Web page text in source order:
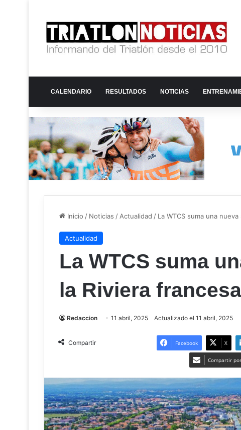
CALENDARIO RESULTADOS NOTICIAS
Inicio / Noticias / Actualidad / La WTCS suma una
Actualidad
La WTCS suma
la Riviera francesa
Redaccion 11 abril, 2025 Actualizado el 11 abril, 2025
Compartir Facebook X
Compartir